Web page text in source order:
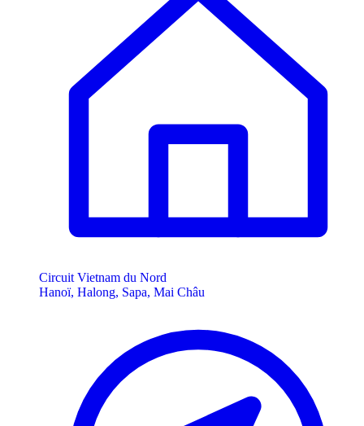
Circuit Vietnam du Nord
Hanoï, Halong, Sapa, Mai Châu